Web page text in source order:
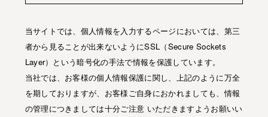
当サイトでは、個人情報を入力するページにおいては、第三
者から見ることが出来ないようにSSL（Secure Sockets
Layer）という暗号化の手法で情報を保護しています。
当社では、お客様の個人情報保護に関し、上記のように万全
を期しておりますが、お客様ご自身におかれましても、情報
の管理につきましては十分ご注意 いただきますようお願いい